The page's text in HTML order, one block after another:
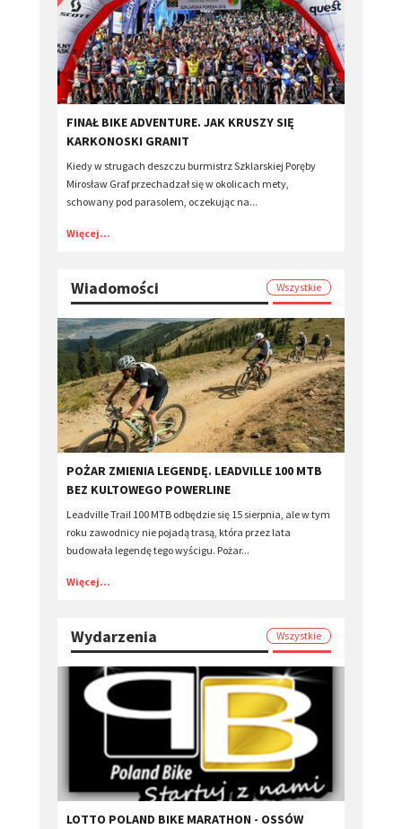
FINAŁ BIKE ADVENTURE. JAK KRUSZY SIĘ
KARKONOSKI GRANIT
Kiedy w strugach deszczu burmistrz Szklarskiej Poręby
Mirosław Graf przechadzał się w okolicach mety,
schowany pod parasolem, oczekując na...
Więcej...
Wiadomości Wszystkie
POŻAR ZMIENIA LEGENDĘ. LEADVILLE 100 MTB
BEZ KULTOWEGO POWERLINE
Leadville Trail 100 MTB odbędzie się 15 sierpnia, ale w tym
roku zawodnicy nie pojadą trasą, która przez lata
budowała legendę tego wyścigu. Pożar...
Więcej...
Wydarzenia Wszystkie
LOTTO POLAND BIKE MARATHON - OSSÓW